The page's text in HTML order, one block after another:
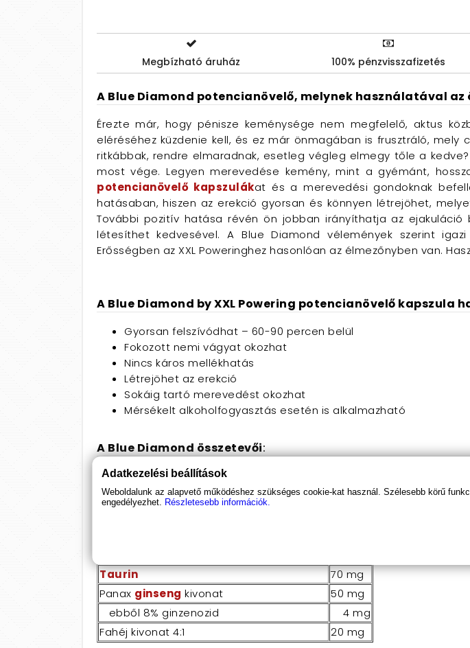
Megbízható áruház 100% pénzvisszafizetés
A Blue Diamond potencianövelő, melynek használatával
Érezte már, hogy pénisze keménysége nem megfelelő, aktus
eléréséhez küzdenie kell, és ez már önmagában is frusztráló,
ritkábbak, rendre elmaradnak, esetleg végleg elmegy tőle a
most vége. Legyen merevedése kemény, mint a gyémánt,
potencianövelő kapszulákat és a merevedési gondoknak
hatásaban, hiszen az erekció gyorsan és könnyen létrejöhet,
További pozitív hatása révén ön jobban irányíthatja az
létesíthet kedvesével. A Blue Diamond vélemények szerint
Erősségben az XXL Poweringhez hasonlóan az élmezőnyben van.
A Blue Diamond by XXL Powering potencianövelő
Gyorsan felszívódhat – 60-90 percen belül
Fokozott nemi vágyat okozhat
Nincs káros mellékhatás
Létrejöhet az erekció
Sokáig tartó merevedést okozhat
Mérsékelt alkoholfogyasztás esetén is alkalmazható
A Blue Diamond összetevői:
Hatóanyagok a napi adagban (1 kapszula)
L-ArgininHCL
150 mg
Taurin
70 mg
Panax ginseng kivonat
50 mg
ebből 8% ginzenozid
4 mg
Fahéj kivonat 4:1
20 mg
Adatkezelési beállítások
Weboldalunk az alapvető működéshez szükséges cookie-kat használ. Szélesebb körű
engedélyezhet. Részletesebb információk.